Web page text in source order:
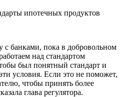
ипотечных продуктов
с банками, пока в добровольном
над стандартом
был понятный стандарт и
условия. Если это не поможет,
чтобы принять более
глава регулятора.